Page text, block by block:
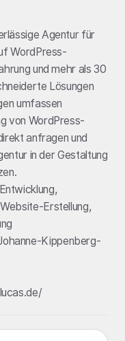
Agentur für
WordPress-
und mehr als 30
Lösungen
umfassen
von WordPress-
anfragen und
in der Gestaltung
Erstellung,
Kippenberg-